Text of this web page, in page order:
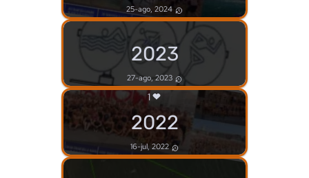
25-ago, 2024
2023
27-ago, 2023
1
2022
16-jul, 2022